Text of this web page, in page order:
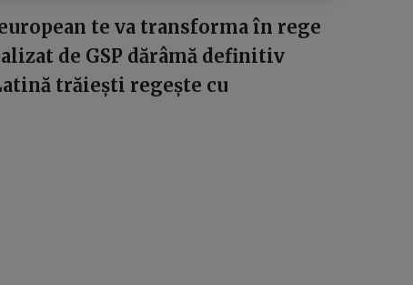
te va transforma în rege
de GSP dărâmă definitiv
trăiești regește cu